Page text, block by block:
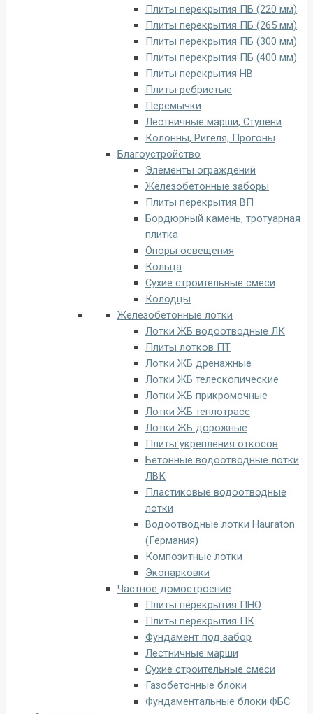
Плиты перекрытия ПБ (220 мм)
Плиты перекрытия ПБ (265 мм)
Плиты перекрытия ПБ (300 мм)
Плиты перекрытия ПБ (400 мм)
Плиты перекрытия НВ
Плиты ребристые
Перемычки
Лестничные марши, Ступени
Колонны, Ригеля, Прогоны
Благоустройство
Элементы ограждений
Железобетонные заборы
Плиты перекрытия ВП
Бордюрный камень, тротуарная
плитка
Опоры освещения
Кольца
Сухие строительные смеси
Колодцы
Железобетонные лотки
Лотки ЖБ водоотводные ЛК
Плиты лотков ПТ
Лотки ЖБ дренажные
Лотки ЖБ телескопические
Лотки ЖБ прикромочные
Лотки ЖБ теплотрасс
Лотки ЖБ дорожные
Плиты укрепления откосов
Бетонные водоотводные лотки
ЛВК
Пластиковые водоотводные
лотки
Водоотводные лотки Hauraton
(Германия)
Композитные лотки
Экопарковки
Частное домостроение
Плиты перекрытия ПНО
Плиты перекрытия ПК
Фундамент под забор
Лестничные марши
Сухие строительные смеси
Газобетонные блоки
Фундаментальные блоки ФБС